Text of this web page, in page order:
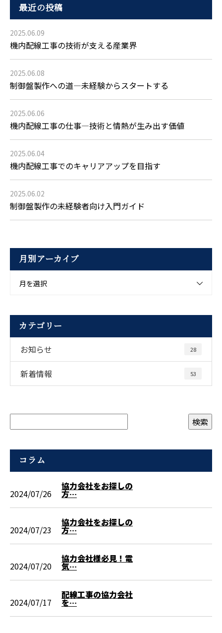
最近の投稿
2025.06.09
機内配線工事の技術が支える産業界
2025.06.08
制御盤製作への道―未経験からスタートする
2025.06.06
機内配線工事の仕事―技術と情熱が生み出す価値
2025.06.04
機内配線工事でのキャリアアップを目指す
2025.06.02
制御盤製作の未経験者向け入門ガイド
月別アーカイブ
月を選択
カテゴリー
お知らせ 28
新着情報 53
コラム
2024/07/26
協力会社をお探しの
方…
2024/07/23
協力会社をお探しの
方…
2024/07/20
協力会社様必見！電
気…
2024/07/17
配線工事の協力会社
を…